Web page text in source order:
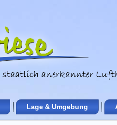
Lage & Umgebung